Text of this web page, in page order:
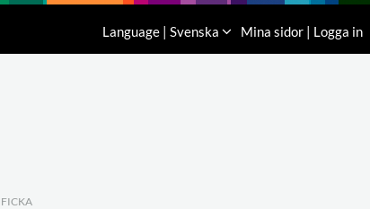
Language | Svenska Mina sidor | Logga in